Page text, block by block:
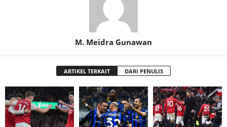
M. Meidra Gunawan
ARTIKEL TERKAIT DARI PENULIS